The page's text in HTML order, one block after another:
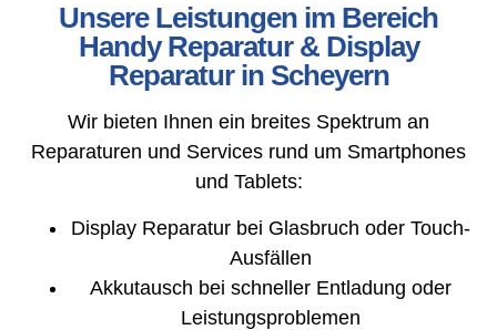
Unsere Leistungen im Bereich
Handy Reparatur & Display
Reparatur in Scheyern
Wir bieten Ihnen ein breites Spektrum an
Reparaturen und Services rund um Smartphones
und Tablets:
Display Reparatur bei Glasbruch oder Touch-
Ausfällen
Akkutausch bei schneller Entladung oder
Leistungsproblemen